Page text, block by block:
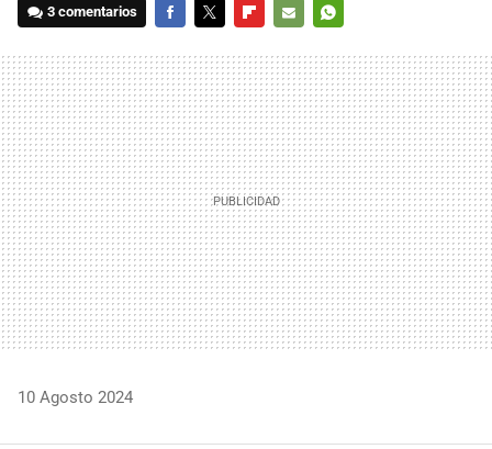
3 comentarios
MAIL
10 Agosto 2024